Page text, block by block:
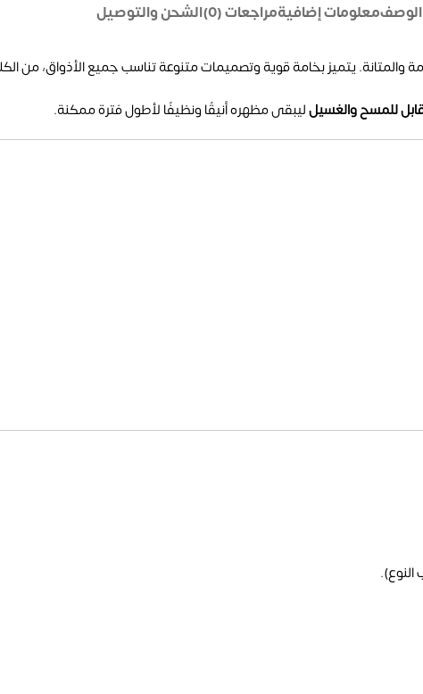
الوصفمعلومات إضافيةمراجعات (0) الشحن والتوصيل
والمتانة. يتميز بخامة قوية وتصميمات متنوعة تناسب جميع الأذواق، من
للمسح والغسيلليبقى مظهره أنيقًا ونظيفًا لأطول فترة ممكنة.